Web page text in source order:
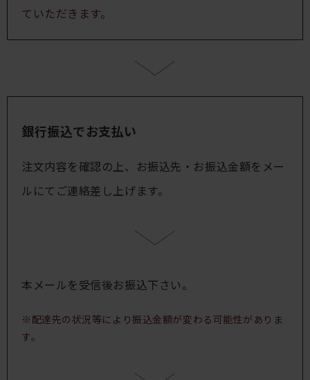
ていただきます。
銀行振込でお支払い
注文内容を確認の上、お振込先・お振込金額をメー
ルにてご連絡差し上げます。
本メールを受信後お振込下さい。
※配達先の状況等により振込金額が変わる可能性がありま
す。